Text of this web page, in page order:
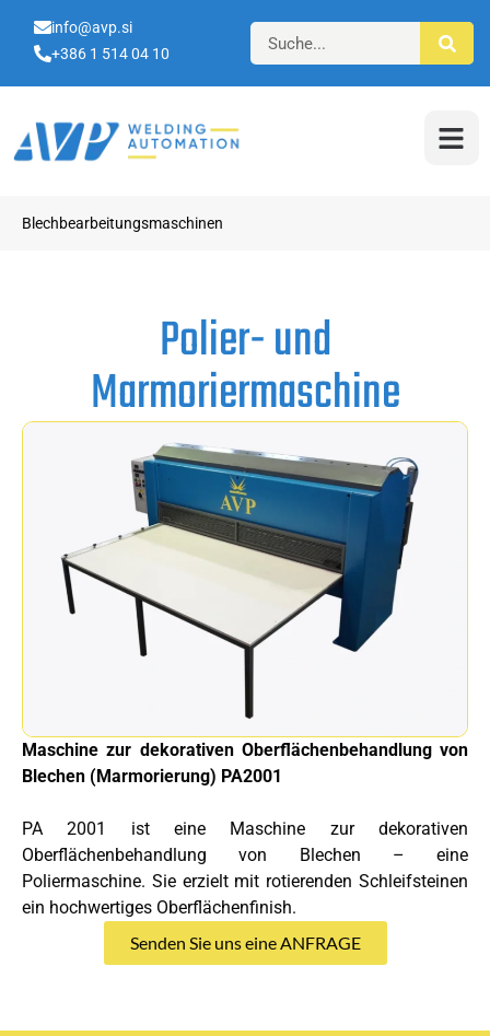
info@avp.si
+386 1 514 04 10
Blechbearbeitungsmaschinen
Polier- und
Marmoriermaschine
Maschine zur dekorativen Oberflächenbehandlung von
Blechen (Marmorierung) PA2001
PA 2001 ist eine Maschine zur dekorativen
Oberflächenbehandlung von Blechen – eine
Poliermaschine. Sie erzielt mit rotierenden Schleifsteinen
ein hochwertiges Oberflächenfinish.
Senden Sie uns eine ANFRAGE